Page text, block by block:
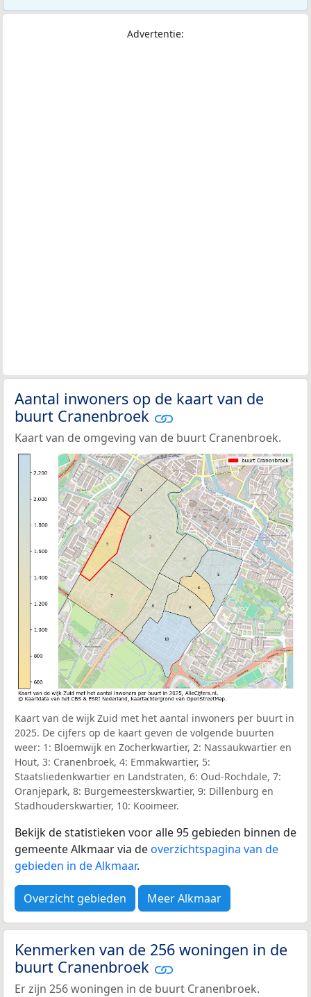
Advertentie:
Aantal inwoners op de kaart van de
buurt Cranenbroek
Kaart van de omgeving van de buurt Cranenbroek.
Kaart van de wijk Zuid met het aantal inwoners per buurt in
2025. De cijfers op de kaart geven de volgende buurten
weer: 1: Bloemwijk en Zocherkwartier, 2: Nassaukwartier en
Hout, 3: Cranenbroek, 4: Emmakwartier, 5:
Staatsliedenkwartier en Landstraten, 6: Oud-Rochdale, 7:
Oranjepark, 8: Burgemeesterskwartier, 9: Dillenburg en
Stadhouderskwartier, 10: Kooimeer.
Bekijk de statistieken voor alle 95 gebieden binnen de
gemeente Alkmaar via deoverzichtspagina van de
gebieden in de Alkmaar.
Overzicht gebieden Meer Alkmaar
Kenmerken van de 256 woningen in de
buurt Cranenbroek
Er zijn 256 woningen in de buurt Cranenbroek.